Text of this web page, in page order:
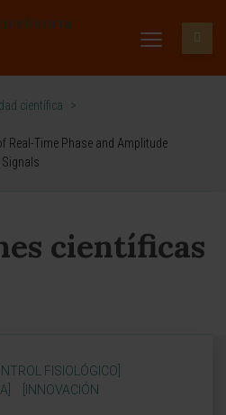
científica
>
Real-Time Phase and Amplitude
científicas
FISIOLÓGICO]
[INNOVACIÓN